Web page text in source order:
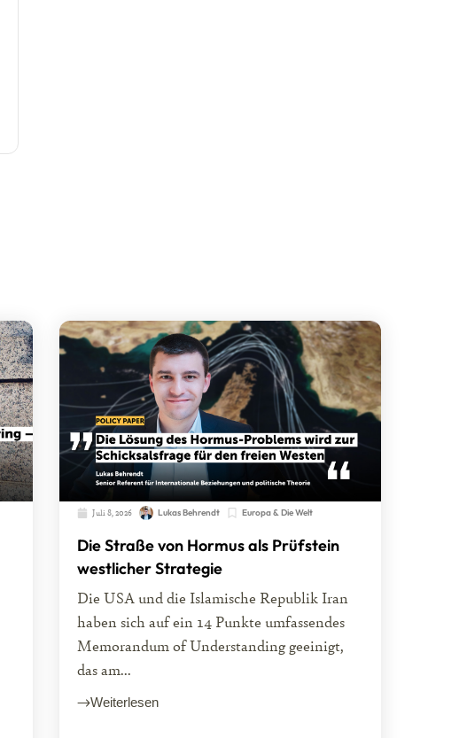
Juli 8, 2026 Lukas Behrendt Europa & Die Welt
Die Straße von Hormus als Prüfstein
westlicher Strategie
Die USA und die Islamische Republik Iran
haben sich auf ein 14 Punkte umfassendes
Memorandum of Understanding geeinigt,
das am...
Weiterlesen